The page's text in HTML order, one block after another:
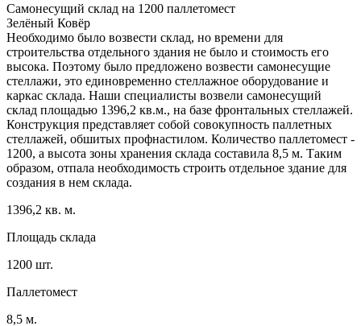
Самонесущий склад на 1200 паллетомест
Зелёный Ковёр
Необходимо было возвести склад, но времени для
строительства отдельного здания не было и стоимость его
высока. Поэтому было предложено возвести самонесущие
стеллажи, это единовременно стеллажное оборудование и
каркас склада. Наши специалисты возвели самонесущий
склад площадью 1396,2 кв.м., на базе фронтальных стеллажей.
Конструкция представляет собой совокупность паллетных
стеллажей, обшитых профнастилом. Количество паллетомест -
1200, а высота зоны хранения склада составила 8,5 м. Таким
образом, отпала необходимость строить отдельное здание для
создания в нем склада.
1396,2 кв. м.
Площадь склада
1200 шт.
Паллетомест
8,5 м.